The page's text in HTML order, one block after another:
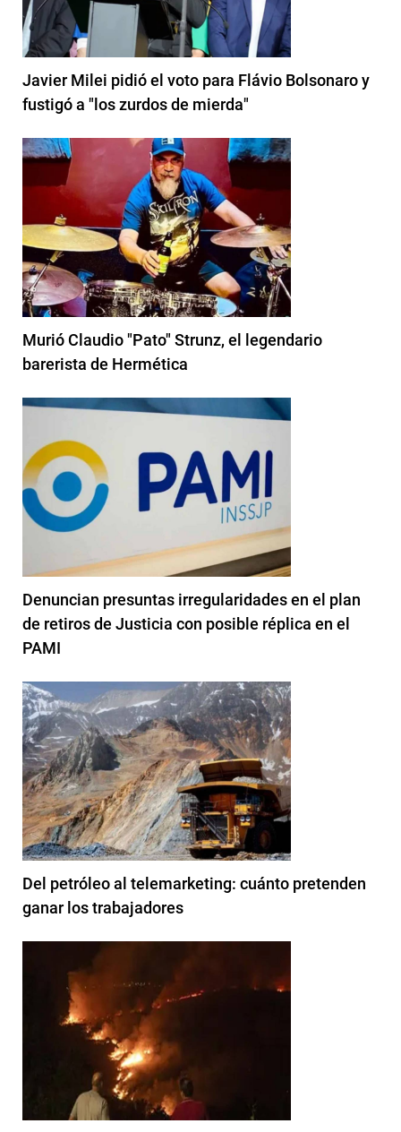
Javier Milei pidió el voto para Flávio Bolsonaro y
fustigó a "los zurdos de mierda"
Murió Claudio "Pato" Strunz, el legendario
barerista de Hermética
Denuncian presuntas irregularidades en el plan
de retiros de Justicia con posible réplica en el
PAMI
Del petróleo al telemarketing: cuánto pretenden
ganar los trabajadores